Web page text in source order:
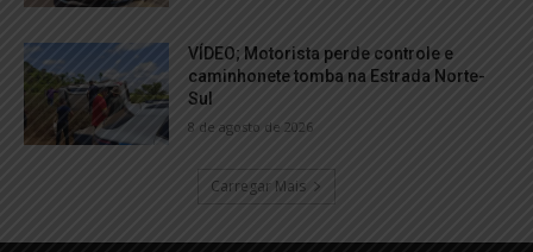
VÍDEO; Motorista perde controle e
caminhonete tomba na Estrada Norte-
Sul
8 de agosto de 2026
Carregar Mais